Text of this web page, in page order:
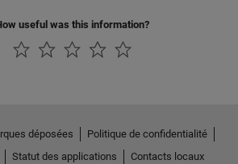
useful was this information?
déposées
Politique de confidentialité
Statut des applications Contacts locaux